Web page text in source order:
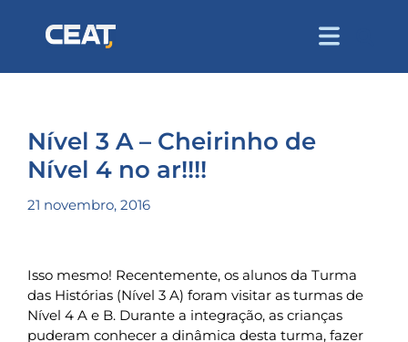
Nível 3 A – Cheirinho de
Nível 4 no ar!!!!
21 novembro, 2016
Isso mesmo! Recentemente, os alunos da Turma
das Histórias (Nível 3 A) foram visitar as turmas de
Nível 4 A e B. Durante a integração, as crianças
puderam conhecer a dinâmica desta turma, fazer